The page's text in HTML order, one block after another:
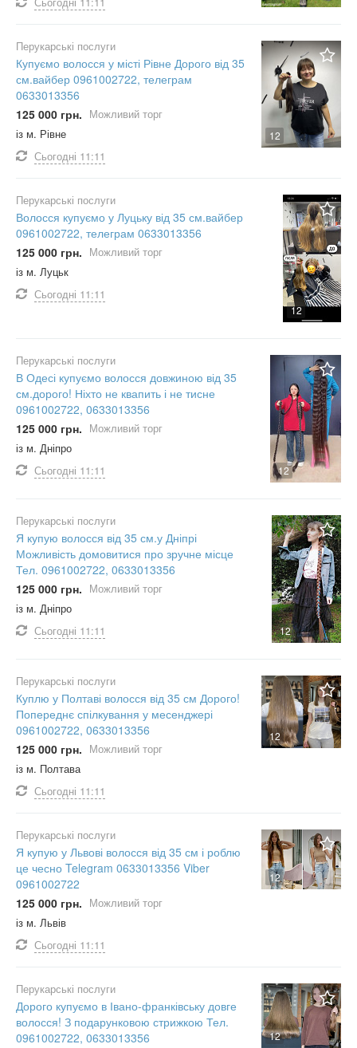
12
Перукарські послуги
Купуємо волосся у місті Рівне Дорого від 35
см.вайбер 0961002722, телеграм
0633013356
125 000 грн. Можливий торг
із м. Рівне
Сьогодні 11:11
12
Перукарські послуги
Волосся купуємо у Луцьку від 35 см.вайбер
0961002722, телеграм 0633013356
125 000 грн. Можливий торг
із м. Луцьк
Сьогодні 11:11
12
Перукарські послуги
В Одесі купуємо волосся довжиною від 35
см.дорого! Ніхто не квапить і не тисне
0961002722, 0633013356
125 000 грн. Можливий торг
із м. Дніпро
Сьогодні 11:11
12
Перукарські послуги
Я купую волосся від 35 см.у Дніпрі
Можливість домовитися про зручне місце
Тел. 0961002722, 0633013356
125 000 грн. Можливий торг
із м. Дніпро
Сьогодні 11:11
12
Перукарські послуги
Куплю у Полтаві волосся від 35 см Дорого!
Попереднє спілкування у месенджері
0961002722, 0633013356
125 000 грн. Можливий торг
із м. Полтава
Сьогодні 11:11
12
Перукарські послуги
Я купую у Львові волосся від 35 см і роблю
це чесно Telegram 0633013356 Viber
0961002722
125 000 грн. Можливий торг
із м. Львів
Сьогодні 11:11
12
Перукарські послуги
Дорого купуємо в Івано-франківську довге
волосся! З подарунковою стрижкою Тел.
0961002722, 0633013356